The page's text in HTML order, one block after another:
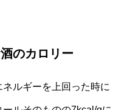
のカロリー
ルギーを上回った時に